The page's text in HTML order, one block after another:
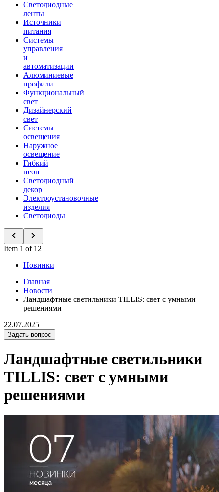
Светодиодные
ленты
Источники
питания
Системы
управления
и
автоматизации
Алюминиевые
профили
Функциональный
свет
Дизайнерский
свет
Системы
освещения
Наружное
освещение
Гибкий
неон
Светодиодный
декор
Электроустановочные
изделия
Светодиоды
Item 1 of 12
Новинки
Главная
Новости
Ландшафтные светильники TILLIS: свет с умными
решениями
22.07.2025
Задать вопрос
Ландшафтные светильники
TILLIS: свет с умными
решениями